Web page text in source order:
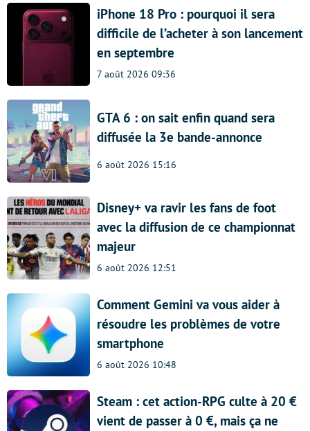
iPhone 18 Pro : pourquoi il sera
difficile de l’acheter à son lancement
en septembre
7 août 2026 09:36
GTA 6 : on sait enfin quand sera
diffusée la 3e bande-annonce
6 août 2026 15:16
Disney+ va ravir les fans de foot
avec la diffusion de ce championnat
majeur
6 août 2026 12:51
Comment Gemini va vous aider à
résoudre les problèmes de votre
smartphone
6 août 2026 10:48
Steam : cet action-RPG culte à 20 €
vient de passer à 0 €, mais ça ne